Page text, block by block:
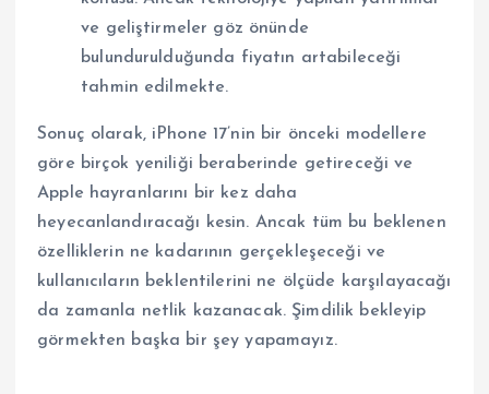
ve geliştirmeler göz önünde
bulundurulduğunda fiyatın artabileceği
tahmin edilmekte.
Sonuç olarak, iPhone 17’nin bir önceki modellere
göre birçok yeniliği beraberinde getireceği ve
Apple hayranlarını bir kez daha
heyecanlandıracağı kesin. Ancak tüm bu beklenen
özelliklerin ne kadarının gerçekleşeceği ve
kullanıcıların beklentilerini ne ölçüde karşılayacağı
da zamanla netlik kazanacak. Şimdilik bekleyip
görmekten başka bir şey yapamayız.